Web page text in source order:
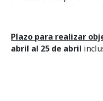
Plazo para realizar
abril al 25 de abril